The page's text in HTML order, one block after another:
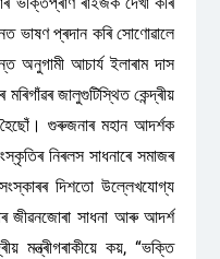
ভাষণ প্ৰদান কৰি সোণোৱালে
অনুগামী আচার্য ইলাৰাম দাস
জালুগুটিস্থিত কেন্দ্ৰীয়
গুৰুজনাৰ মহান আদৰ্শক
নিৰলস সাধনাৰে সমাজৰ
দিশতো উল্লেখযোগ্য
জীৱনজোৰা সাধনা আৰু আদৰ্শ
মন্ত্ৰীগৰাকীয়ে কয়, “ভক্তি